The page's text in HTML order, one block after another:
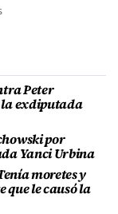
Peter
la exdiputada
por
Yanci Urbina
moretes y
que le causó la